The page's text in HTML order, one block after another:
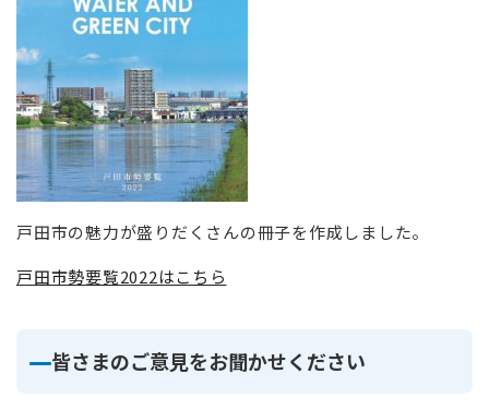
戸田市の魅力が盛りだくさんの冊子を作成しました。
戸田市勢要覧2022はこちら
皆さまのご意見をお聞かせください